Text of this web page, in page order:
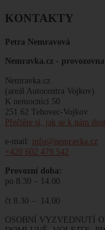
KONTAKTY
Petra Nemravová
Nemravka.cz - provozovna
Nemravka.cz
(areál Autocentra Vojkov)
K nemocnici 50
251 62 Tehovec-Vojkov
Přečtěte si, jak se k nám
e-mail: info@nemravka.cz
+420 602 479 542
Provozní doba:
po 8.30 – 14.00
čt 8.30 – 14.00
OSOBNÍ VYZVEDNUTÍ